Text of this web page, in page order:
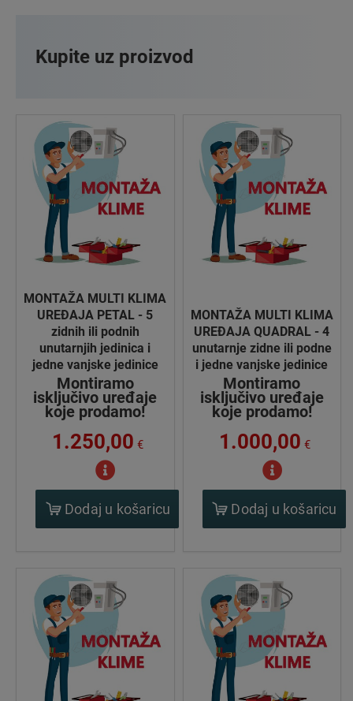
Kupite uz proizvod
MONTAŽA MULTI KLIMA
UREĐAJA PETAL - 5
zidnih ili podnih
unutarnjih jedinica i
jedne vanjske jedinice
Montiramo
isključivo uređaje
koje prodamo!
1.250,00 €
Dodaj u košaricu
MONTAŽA MULTI KLIMA
UREĐAJA QUADRAL - 4
unutarnje zidne ili podne
i jedne vanjske jedinice
Montiramo
isključivo uređaje
koje prodamo!
1.000,00 €
Dodaj u košaricu